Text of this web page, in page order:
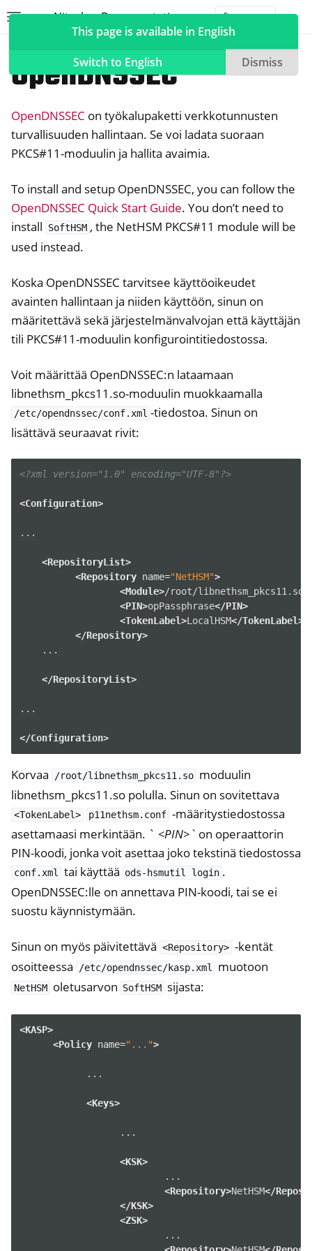
Nitrokey Documentation
navigation of Nitrokeys
navigation of NitroPad, NitroPC
navigation of NextBox
navigation of NetHSM
navigation of Container
navigation of Compatible Software
navigation of NitroWall
navigation of NitroWall NW750
navigation of Ohjelmisto
OpenDNSSEC
OpenDNSSEC on työkalupaketti verkkotunnusten
turvallisuuden hallintaan. Se voi ladata suoraan
PKCS#11-moduulin ja hallita avaimia.
To install and setup OpenDNSSEC, you can follow the
OpenDNSSEC Quick Start Guide. You don’t need to
install
SoftHSM , the NetHSM PKCS#11 module will be
used instead.
Koska OpenDNSSEC tarvitsee käyttöoikeudet
avainten hallintaan ja niiden käyttöön, sinun on
määritettävä sekä järjestelmänvalvojan että käyttäjän
tili PKCS#11-moduulin konfigurointitiedostossa.
Voit määrittää OpenDNSSEC:n lataamaan
libnethsm_pkcs11.so-moduulin muokkaamalla
/etc/opendnssec/conf.xml -tiedostoa. Sinun on
lisättävä seuraavat rivit:
<?xml version="1.0" encoding="UTF-8"?>
<Configuration>
...
<RepositoryList>
<Repository name="NetHSM">
<Module>/root/libnethsm_pkcs11.so
<PIN>opPassphrase</PIN>
<TokenLabel>LocalHSM</TokenLabel>
</Repository>
...
</RepositoryList>
...
</Configuration>
Korvaa /root/libnethsm_pkcs11.so moduulin
libnethsm_pkcs11.so polulla. Sinun on sovitettava
<TokenLabel> p11nethsm.conf -määritystiedostossa
asettamaasi merkintään. ` <PIN>` on operaattorin
PIN-koodi, jonka voit asettaa joko tekstinä tiedostossa
conf.xml tai käyttää ods-hsmutil login .
OpenDNSSEC:lle on annettava PIN-koodi, tai se ei
suostu käynnistymään.
Sinun on myös päivitettävä <Repository> -kentät
osoitteessa
/etc/opendnssec/kasp.xml muotoon
NetHSM oletusarvon SoftHSM sijasta:
<KASP>
<Policy name="...">
...
<Keys>
...
<KSK>
<Repository>NetHSM</
</KSK>
<ZSK>
This page is available in English
Switch to English
Dismiss